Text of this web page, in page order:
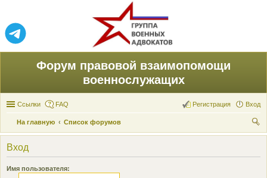
Форум правовой взаимопомощи
военнослужащих
Ссылки FAQ Вход
Регистрация
На главную
Список форумов
ои
Вход
Имя пользователя: